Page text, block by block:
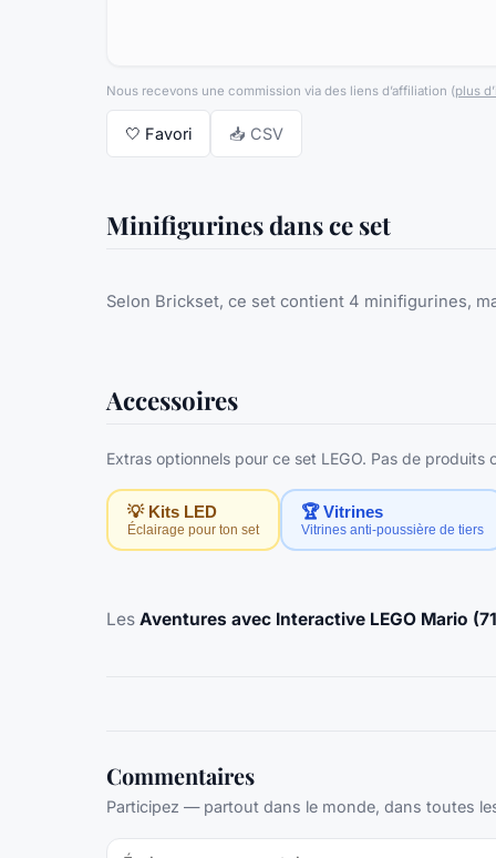
Nous recevons une commission via des liens d’affiliation (plus
🤍 Favori 📥 CSV
Minifigurines dans ce set
Selon Brickset, ce set contient 4 minifigurines,
Accessoires
Extras optionnels pour ce set LEGO. Pas de produits
💡 Kits LED
Éclairage pour ton set
🏆 Vitrines
Vitrines anti-poussière de tiers
Les Aventures avec Interactive LEGO Mario
Commentaires
Participez — partout dans le monde, dans toutes